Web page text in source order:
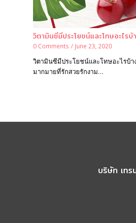
วิตามินซีมีประโยชน์และโทษอะไรบ้
0 Comments / June 23, 2020
วิตามินซีมีประโยชน์และโทษอะไรบ้
มากมายที่รักสวยรักงาม…
บริษัท เท